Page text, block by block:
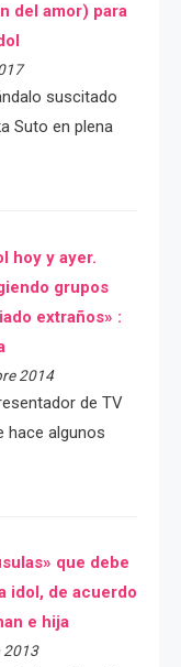
del amor) para
suscitado
Suto en plena
hoy y ayer.
grupos
extraños» :
2014
de TV
hace algunos
que debe
idol, de acuerdo
e hija
2013